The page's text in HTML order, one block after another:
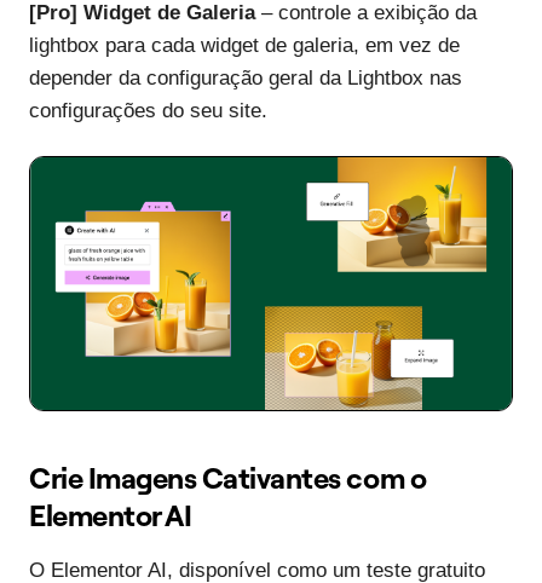
[Pro] Widget de Galeria– controle a exibição da
lightbox para cada widget de galeria, em vez de
depender da configuração geral da Lightbox nas
configurações do seu site.
Crie Imagens Cativantes com o
Elementor AI
O Elementor AI, disponível como um teste gratuito